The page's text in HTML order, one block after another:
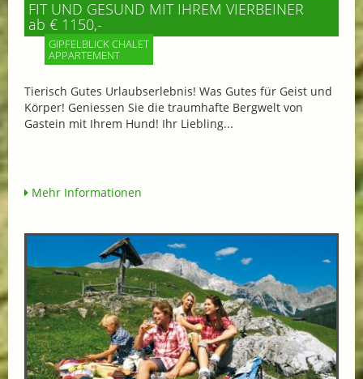
FIT UND GESUND MIT IHREM VIERBEINER
ab € 1150,-
GIPFELBLICK CHALET
APPARTEMENT
Tierisch Gutes Urlaubserlebnis! Was Gutes für Geist und
Körper! Geniessen Sie die traumhafte Bergwelt von
Gastein mit Ihrem Hund! Ihr Liebling...
Mehr Informationen